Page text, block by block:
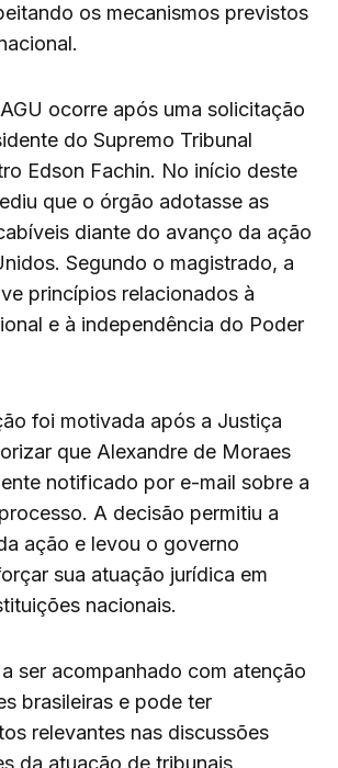
os mecanismos previstos
ocorre após uma solicitação
do Supremo Tribunal
Edson Fachin. No início deste
que o órgão adotasse as
diante do avanço da ação
Segundo o magistrado, a
princípios relacionados à
e à independência do Poder
foi motivada após a Justiça
que Alexandre de Moraes
notificado por e-mail sobre a
A decisão permitiu a
ação e levou o governo
sua atuação jurídica em
nacionais.
ser acompanhado com atenção
brasileiras e pode ter
relevantes nas discussões
da atuação de tribunais